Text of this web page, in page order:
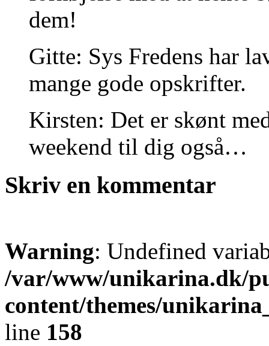
dem!
Gitte: Sys Fredens har
mange gode opskrifter.
Kirsten: Det er skønt
weekend til dig også…
Skriv en kommentar
Warning: Undefined
/var/www/unikarina.dk/
content/themes/
line 158